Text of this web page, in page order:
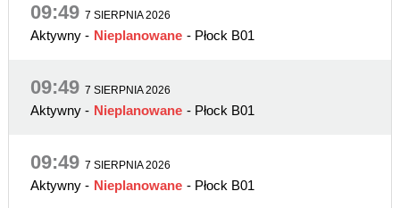
09:49 7 SIERPNIA 2026
Aktywny- Nieplanowane - Płock B01
09:49 7 SIERPNIA 2026
Aktywny- Nieplanowane - Płock B01
09:49 7 SIERPNIA 2026
Aktywny- Nieplanowane - Płock B01